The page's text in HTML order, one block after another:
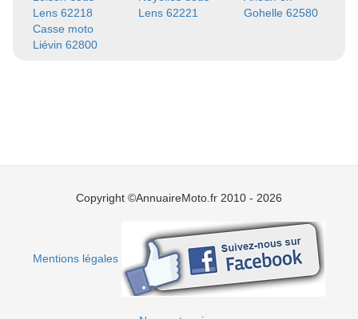
Lens 62218
Lens 62221
Gohelle 62580
Casse moto
Liévin 62800
Copyright ©AnnuaireMoto.fr 2010 - 2026
Mentions légales